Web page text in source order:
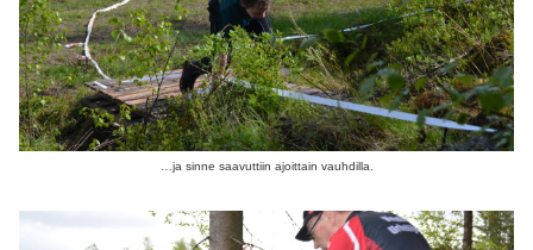
…ja sinne saavuttiin ajoittain vauhdilla.